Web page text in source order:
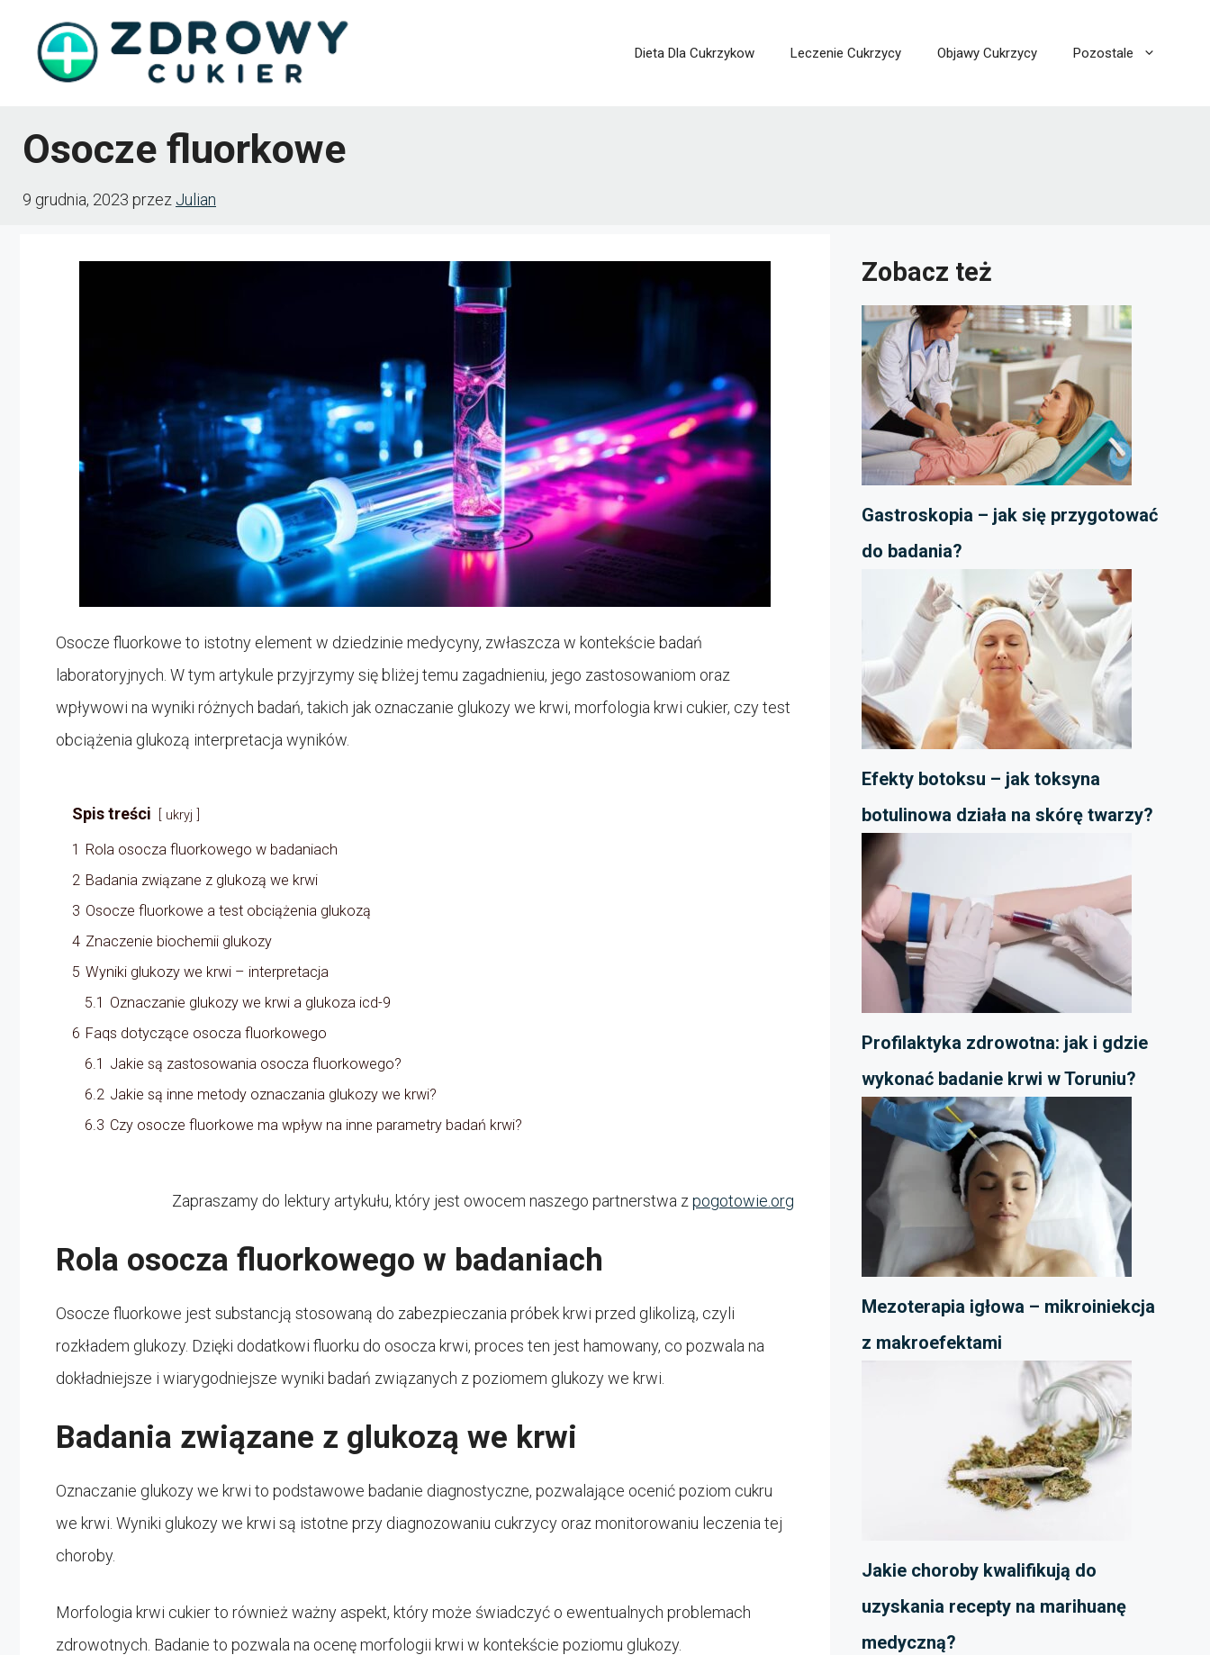
Dieta Dla Cukrzykow Leczenie Cukrzycy Objawy Cukrzycy Pozostale
Osocze fluorkowe
9 grudnia, 2023 przez Julian
Osocze fluorkowe to istotny element w dziedzinie medycyny, zwłaszcza w kontekście badań
laboratoryjnych. W tym artykule przyjrzymy się bliżej temu zagadnieniu, jego zastosowaniom oraz
wpływowi na wyniki różnych badań, takich jak oznaczanie glukozy we krwi, morfologia krwi cukier, czy test
obciążenia glukozą interpretacja wyników.
Spis treści ukryj
1 Rola osocza fluorkowego w badaniach
2 Badania związane z glukozą we krwi
3 Osocze fluorkowe a test obciążenia glukozą
4 Znaczenie biochemii glukozy
5 Wyniki glukozy we krwi – interpretacja
5.1 Oznaczanie glukozy we krwi a glukoza icd-9
6 Faqs dotyczące osocza fluorkowego
6.1 Jakie są zastosowania osocza fluorkowego?
6.2 Jakie są inne metody oznaczania glukozy we krwi?
6.3 Czy osocze fluorkowe ma wpływ na inne parametry badań krwi?
Zapraszamy do lektury artykułu, który jest owocem naszego partnerstwa z pogotowie.org
Rola osocza fluorkowego w badaniach
Osocze fluorkowe jest substancją stosowaną do zabezpieczania próbek krwi przed glikolizą, czyli
rozkładem glukozy. Dzięki dodatkowi fluorku do osocza krwi, proces ten jest hamowany, co pozwala na
dokładniejsze i wiarygodniejsze wyniki badań związanych z poziomem glukozy we krwi.
Badania związane z glukozą we krwi
Oznaczanie glukozy we krwi to podstawowe badanie diagnostyczne, pozwalające ocenić poziom cukru
we krwi. Wyniki glukozy we krwi są istotne przy diagnozowaniu cukrzycy oraz monitorowaniu leczenia tej
choroby.
Morfologia krwi cukier to również ważny aspekt, który może świadczyć o ewentualnych problemach
zdrowotnych. Badanie to pozwala na ocenę morfologii krwi w kontekście poziomu glukozy.
Zobacz też
Gastroskopia – jak się przygotować
do badania?
Efekty botoksu – jak toksyna
botulinowa działa na skórę twarzy?
Profilaktyka zdrowotna: jak i gdzie
wykonać badanie krwi w Toruniu?
Mezoterapia igłowa – mikroiniekcja
z makroefektami
Jakie choroby kwalifikują do
uzyskania recepty na marihuanę
medyczną?